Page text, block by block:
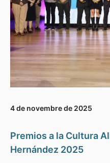
4 de novembre de 2025
Premios a la Cultura
Hernández 2025